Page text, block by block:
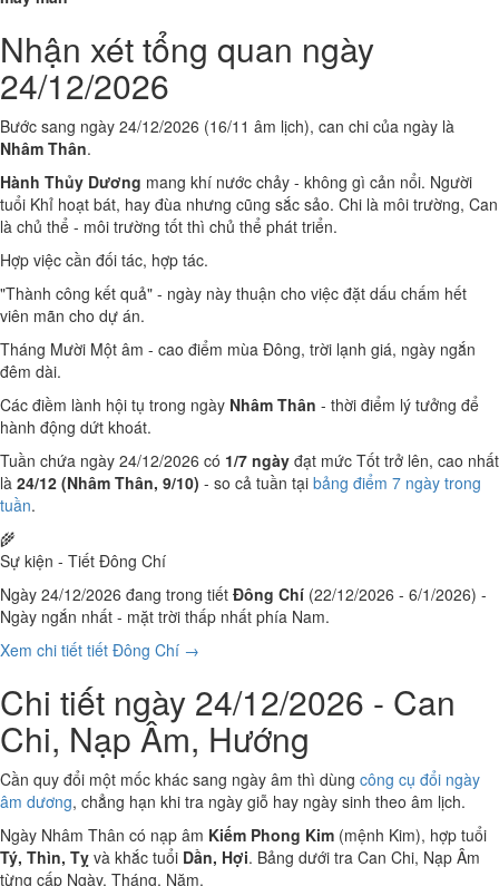
Nhận xét tổng quan ngày
24/12/2026
Bước sang ngày 24/12/2026 (16/11 âm lịch), can chi của ngày là
Nhâm Thân.
Hành Thủy Dương mang khí nước chảy - không gì cản nổi. Người
tuổi Khỉ hoạt bát, hay đùa nhưng cũng sắc sảo. Chi là môi trường, Can
là chủ thể - môi trường tốt thì chủ thể phát triển.
Hợp việc cần đối tác, hợp tác.
"Thành công kết quả" - ngày này thuận cho việc đặt dấu chấm hết
viên mãn cho dự án.
Tháng Mười Một âm - cao điểm mùa Đông, trời lạnh giá, ngày ngắn
đêm dài.
Các điềm lành hội tụ trong ngày Nhâm Thân - thời điểm lý tưởng để
hành động dứt khoát.
Tuần chứa ngày 24/12/2026 có 1/7 ngày đạt mức Tốt trở lên, cao nhất
là 24/12 (Nhâm Thân, 9/10) - so cả tuần tại bảng điểm 7 ngày trong
tuần.
🌾
Sự kiện - Tiết Đông Chí
Ngày 24/12/2026 đang trong tiết Đông Chí (22/12/2026 - 6/1/2026) -
Ngày ngắn nhất - mặt trời thấp nhất phía Nam.
Xem chi tiết tiết Đông Chí →
Chi tiết ngày 24/12/2026 - Can
Chi, Nạp Âm, Hướng
Cần quy đổi một mốc khác sang ngày âm thì dùng công cụ đổi ngày
âm dương, chẳng hạn khi tra ngày giỗ hay ngày sinh theo âm lịch.
Ngày Nhâm Thân có nạp âm Kiếm Phong Kim (mệnh Kim), hợp tuổi
Tý, Thìn, Tỵ và khắc tuổi Dần, Hợi. Bảng dưới tra Can Chi, Nạp Âm
từng cấp Ngày, Tháng, Năm.